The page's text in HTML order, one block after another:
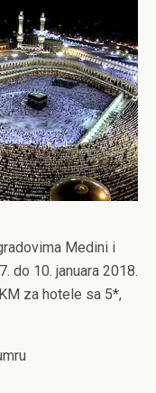
Medini i
do 10. januara 2018.
za hotele sa 5*,